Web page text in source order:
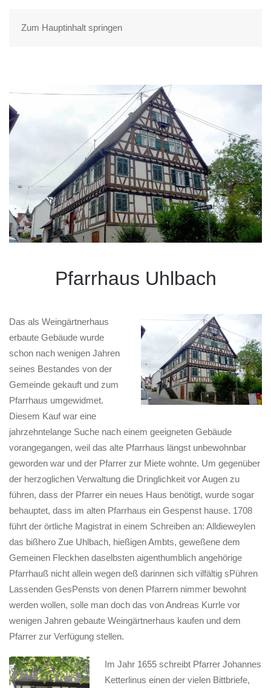
Zum Hauptinhalt springen
Pfarrhaus Uhlbach
Das als Weingärtnerhaus
erbaute Gebäude wurde
schon nach wenigen Jahren
seines Bestandes von der
Gemeinde gekauft und zum
Pfarrhaus umgewidmet.
Diesem Kauf war eine
jahrzehntelange Suche nach einem geeigneten Gebäude
vorangegangen, weil das alte Pfarrhaus längst unbewohnbar
geworden war und der Pfarrer zur Miete wohnte. Um gegenüber
der herzoglichen Verwaltung die Dringlichkeit vor Augen zu
führen, dass der Pfarrer ein neues Haus benötigt, wurde sogar
behauptet, dass im alten Pfarrhaus ein Gespenst hause. 1708
führt der örtliche Magistrat in einem Schreiben an: Alldieweylen
das bißhero Zue Uhlbach, hießigen Ambts, geweßene dem
Gemeinen Fleckhen daselbsten aigenthumblich angehörige
Pfarrhauß nicht allein wegen deß darinnen sich vilfältig sPühren
Lassenden GesPensts von denen Pfarrern nimmer bewohnt
werden wollen, solle man doch das von Andreas Kurrle vor
wenigen Jahren gebaute Weingärtnerhaus kaufen und dem
Pfarrer zur Verfügung stellen.
Im Jahr 1655 schreibt Pfarrer Johannes
Ketterlinus einen der vielen Bittbriefe,